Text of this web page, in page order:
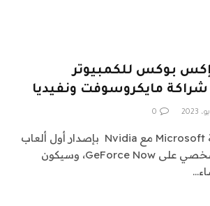
إكس بوكس للكمبيوتر
مايكروسوفت ونفيديا
0
تنطلق أحدث شراكة Microsoft مع Nvidia بإصدار أول ألعاب
Xbox للكمبيوتر الشخصي على GeForce Now، وسيكون